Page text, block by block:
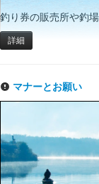
釣り券の販売所や釣
詳細
マナーとお願い